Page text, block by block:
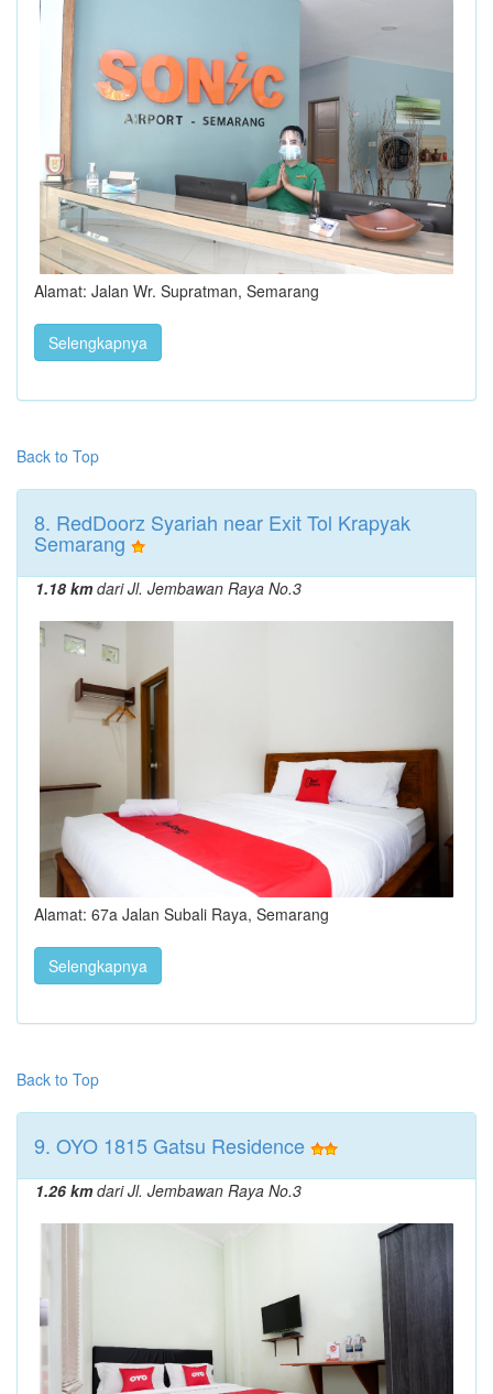
Alamat: Jalan Wr. Supratman, Semarang
Selengkapnya
Back to Top
8. RedDoorz Syariah near Exit Tol Krapyak
Semarang
1.18 kmdari Jl. Jembawan Raya No.3
Alamat: 67a Jalan Subali Raya, Semarang
Selengkapnya
Back to Top
9. OYO 1815 Gatsu Residence
1.26 kmdari Jl. Jembawan Raya No.3